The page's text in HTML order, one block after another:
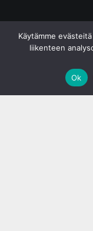
Käytämme
liikenteen
Ok